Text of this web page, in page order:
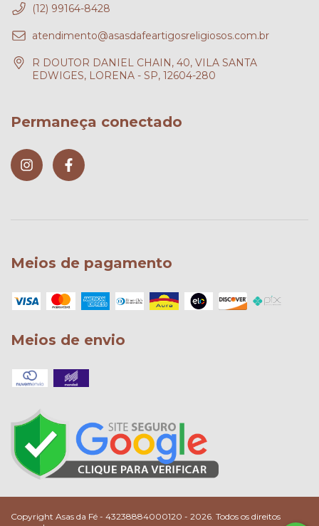
(12) 99164-8428
atendimento@asasdafeartigosreligiosos.com.br
R DOUTOR DANIEL CHAIN, 40, VILA SANTA
EDWIGES, LORENA - SP, 12604-280
Permaneça conectado
Meios de pagamento
Meios de envio
Copyright Asas da Fé - 43238884000120 - 2026. Todos os direitos